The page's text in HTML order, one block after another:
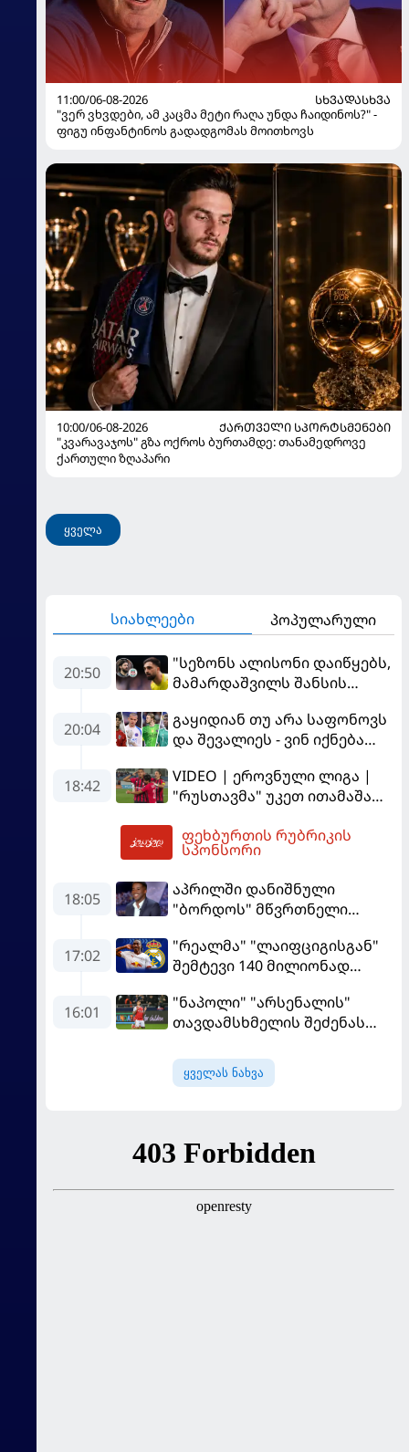
11:00/06-08-2026
ᲡᲮᲕᲐᲓᲐᲡᲮᲕᲐ
"ვერ ვხვდები, ამ კაცმა მეტი რაღა უნდა ჩაიდინოს?" -
ფიგუ ინფანტინოს გადადგომას მოითხოვს
10:00/06-08-2026
ᲥᲐᲠᲗᲕᲔᲚᲘ ᲡᲞᲝᲠᲢᲡᲛᲔᲜᲔᲑᲘ
"კვარავაჯოს" გზა ოქროს ბურთამდე: თანამედროვე
ქართული ზღაპარი
ყველა
სიახლეები პოპულარული
20:50
"სეზონს ალისონი დაიწყებს,
მამარდაშვილს შანსის
მოთმინება სჭირდება,
რომელსაც 100%-ით
"ლივერპულის" ყოფილმა
მეკარემ
20:04
გაყიდიან თუ არა საფონოვს
და შევალიეს - ვინ იქნება
18:42
VIDEO | ეროვნული ლიგა |
"რუსთავმა" უკეთ ითამაშა
მოიგო, "ტორპედომ" გვიან
გაიღვიძა...
ფეხბურთის რუბრიკის
სპონსორი
18:05
აპრილში დანიშნული
"ბორდოს" მწვრთნელი
17:02
"რეალმა" "ლაიფციგისგან"
შემტევი 140 მილიონად
16:01
"ნაპოლი" "არსენალის"
თავდამსხმელის შეძენას
ყველას ნახვა